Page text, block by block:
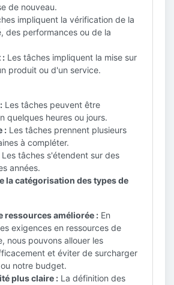
de nouveau.
impliquent la vérification de la
des performances ou de la
: Les tâches impliquent la mise sur
produit ou d'un service.
Les tâches peuvent être
quelques heures ou jours.
: Les tâches prennent plusieurs
à compléter.
Les tâches s'étendent sur des
années.
la catégorisation des types de
ressources améliorée : En
exigences en ressources de
nous pouvons allouer les
et éviter de surcharger
notre budget.
plus claire : La définition des